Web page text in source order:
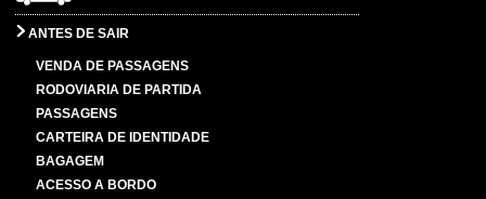
ANTES DE SAIR
VENDA DE PASSAGENS
RODOVIARIA DE PARTIDA
PASSAGENS
CARTEIRA DE IDENTIDADE
BAGAGEM
ACESSO A BORDO